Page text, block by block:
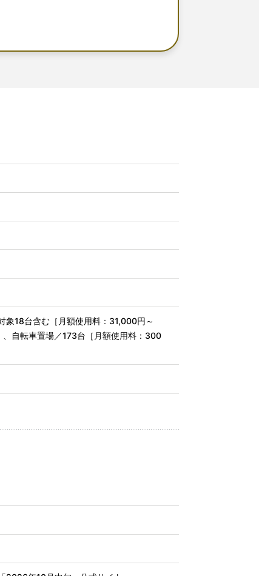
象18台含む［月額使用料：31,000円～
自転車置場／173台［月額使用料：300